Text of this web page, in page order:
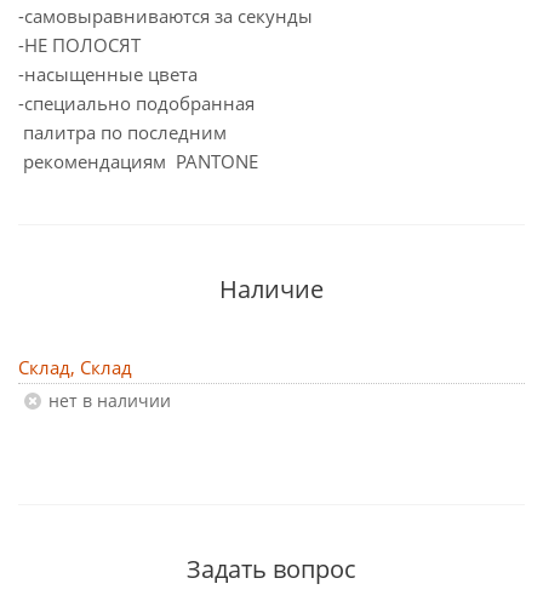
-самовыравниваются за секунды
-НЕ ПОЛОСЯТ
-насыщенные цвета
-специально подобранная
палитра по последним
рекомендациям PANTONE
Наличие
Склад, Склад
Нет в наличии
Задать вопрос